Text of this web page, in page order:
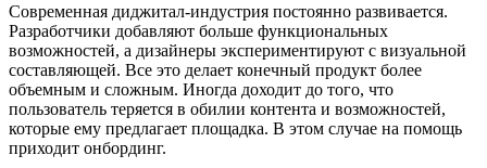
Современная диджитал-индустрия постоянно развивается.
Разработчики добавляют больше функциональных
возможностей, а дизайнеры экспериментируют с визуальной
составляющей. Все это делает конечный продукт более
объемным и сложным. Иногда доходит до того, что
пользователь теряется в обилии контента и возможностей,
которые ему предлагает площадка. В этом случае на помощь
приходит онбординг.